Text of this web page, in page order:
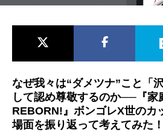
男性声優/女性声優一覧
なぜ我々は“ダメツナ”こと「
して認め尊敬するのか──『家
REBORN!』ボンゴレX世のカ
場面を振り返って考えてみた！